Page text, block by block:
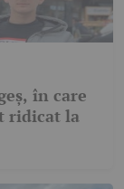
în care
ridicat la